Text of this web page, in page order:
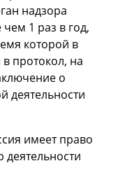
надзора
1 раз в год,
которой в
протокол, на
о
деятельности
имеет право
деятельности